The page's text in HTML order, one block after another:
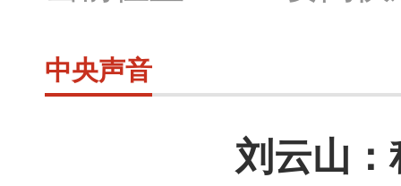
中央声音
刘云山